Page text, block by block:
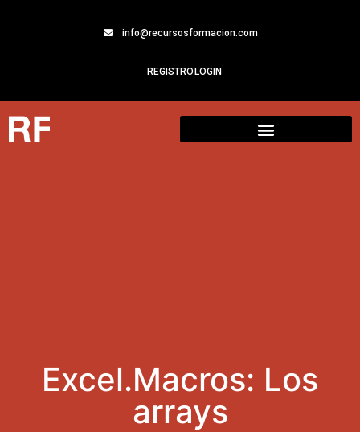
info@recursosformacion.com
REGISTROLOGIN
Excel.Macros: Los
arrays